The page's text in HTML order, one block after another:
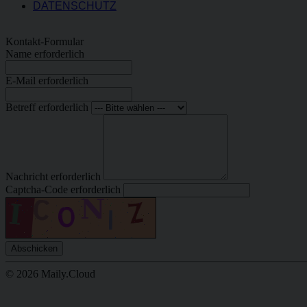
DATENSCHUTZ
Kontakt-Formular
Name erforderlich
E-Mail erforderlich
Betreff erforderlich
Nachricht erforderlich
Captcha-Code erforderlich
Abschicken
© 2026 Maily.Cloud